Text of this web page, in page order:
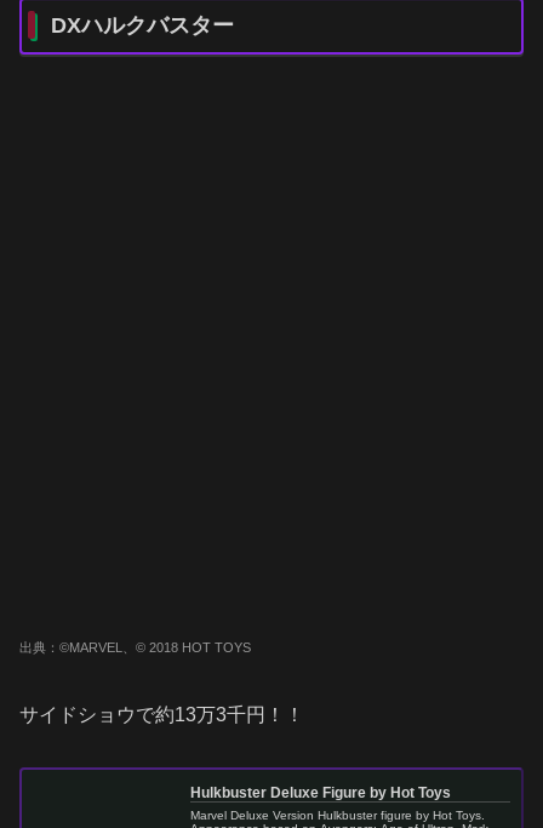
DXハルクバスター
出典：©MARVEL、© 2018 HOT TOYS
サイドショウで約13万3千円！！
Hulkbuster Deluxe Figure by Hot Toys
Marvel Deluxe Version Hulkbuster figure by Hot Toys.